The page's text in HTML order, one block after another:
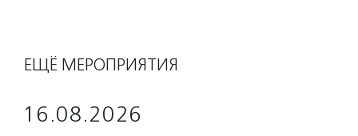
ЕЩЁ МЕРОПРИЯТИЯ
16.08.2026